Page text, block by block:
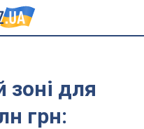
зоні для
грн: